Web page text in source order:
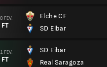
FEV.
FT
Elche CF
SD Eibar
FEV.
FT
SD Eibar
Real Saragoza